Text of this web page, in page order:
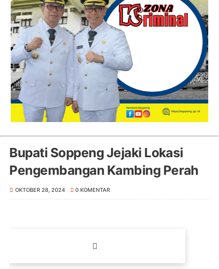
Bupati Soppeng Jejaki Lokasi
Pengembangan Kambing Perah
OKTOBER 28, 2024 0 KOMENTAR